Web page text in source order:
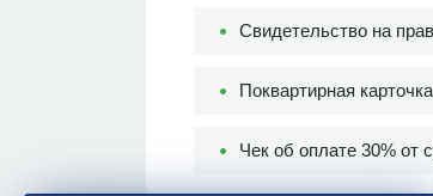
Свидетельство на
Поквартирная
Чек об оплате 30% от